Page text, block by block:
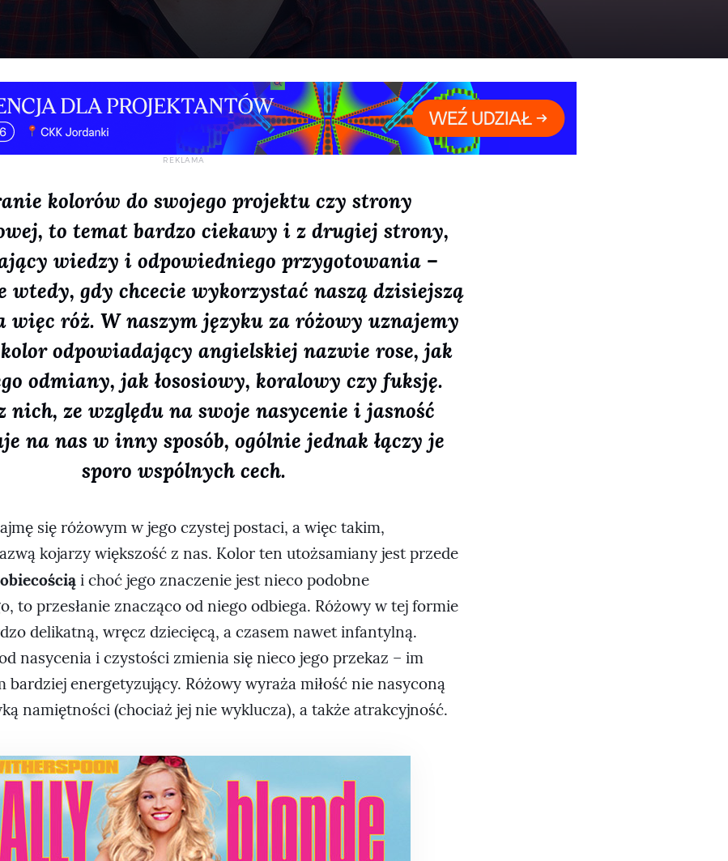
kolorów do swojego projektu czy strony
to temat bardzo ciekawy i z drugiej strony,
wiedzy i odpowiedniego przygotowania –
wtedy, gdy chcecie wykorzystać naszą dzisiejszą
więc róż. W naszym języku za różowy uznajemy
odpowiadający angielskiej nazwie rose, jak
odmiany, jak łososiowy, koralowy czy fuksję.
nich, ze względu na swoje nasycenie i jasność
na nas w inny sposób, ogólnie jednak łączy je
sporo wspólnych cech.
się różowym w jego czystej postaci, a więc takim,
kojarzy większość z nas. Kolor ten utożsamiany jest przede
i choć jego znaczenie jest nieco podobne
to przesłanie znacząco od niego odbiega. Różowy w tej formie
delikatną, wręcz dziecięcą, a czasem nawet infantylną.
nasycenia i czystości zmienia się nieco jego przekaz – im
bardziej energetyzujący. Różowy wyraża miłość nie nasyconą
namiętności (chociaż jej nie wyklucza), a także atrakcyjność.